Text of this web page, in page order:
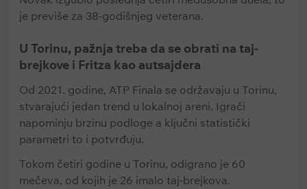
je previše za 38-godišnjeg veterana.
U Torinu, pažnja treba da se obrati na taj-
brejkove i Fritza kao autsajdera
Od 2021. godine, ATP Finala se održavaju u Torinu,
stvarajući jedan trend u lokalnoj areni. Igrači
napominju brzinu podloge a ključni statistički
parametri to i potvrđuju.
Tokom četiri godine u Torinu, odigrano je 60
mečeva, od kojih je 26 imalo taj-brejkova.